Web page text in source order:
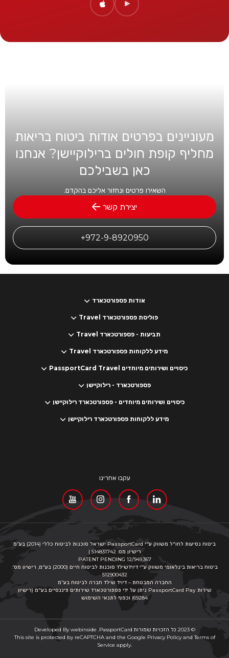
מעוניינים בפרטים אודות ביטוח בריאות
מחליף קופת חולים ברילוקיישן? אנחנו
כאן בשבילכם
השאירו פרטים ונחזור אליכם בהקדם.
972-9-8920950+
יצירת קשר
אודות פספורטכארד
פוליסת פספורטכארד Travel
תביעות - פספורטכארד Travel
מידע ללקוחות פספורטכארד Travel
כיסויים ושירותים מיוחדים PassportCard Travel
פספורטכארד - רילוקיישן
כיסויים ושירותים מיוחדים - פספורטכארד רילוקיישן
מידע ללקוחות פספורטכארד רילוקיישן
עקבו אחרינו
ביטוח נסיעות לחו"ל משווק ע"י PassportCard ישראל סוכנות לביטוח כללי (2014) בע”מ
רישיון מס: 514831742 |
PATENT PENDING 12/949,367
ביטוח בריאות בינלאומי משווק ע"י דיוידשילד סוכנות לביטוח חיים (2000) בע"מ, רישיון מס’:
512900432
החברה המבטחת – דיויד שילד חברה לביטוח בע”מ
שירות PassportCard Pay ניתן על ידי פספורטכארד שירותים פיננסיים בע"מ (רישיון
69284) וכפוף לתנאי השימוש
© 2023 כל הזכויות שמורות PassportCard
.
Developed Bywebinside
This site is protected by reCAPTCHA and the Google Privacy PolicyandTerms of
Service apply.